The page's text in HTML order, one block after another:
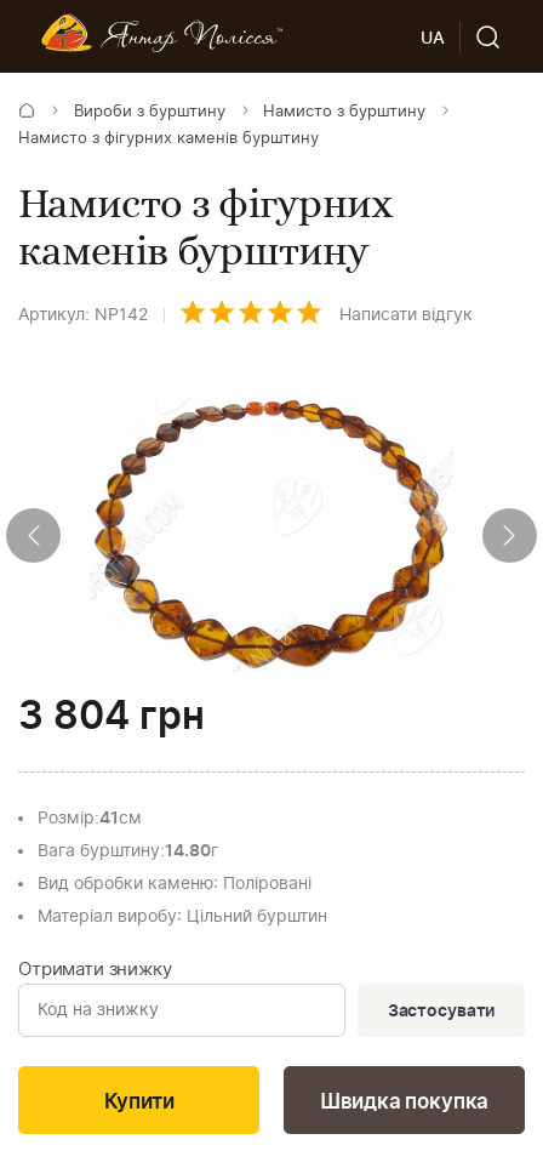
UA
Вироби з бурштину
Намисто з бурштину
Намисто з фігурних каменів бурштину
Намисто з фігурних
каменів бурштину
Артикул: NP142 Написати відгук
3 804 грн
Розмір:41 см
Вага бурштину:14.80г
Вид обробки каменю: Поліровані
Матеріал виробу: Цільний бурштин
Отримати знижку
Застосувати
Швидка покупка